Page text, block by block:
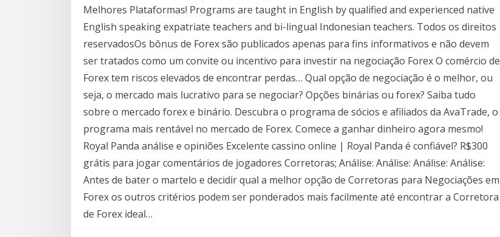
Melhores Plataformas! Programs are taught in English by qualified and experienced native
English speaking expatriate teachers and bi-lingual Indonesian teachers. Todos os direitos
reservadosOs bônus de Forex são publicados apenas para fins informativos e não devem
ser tratados como um convite ou incentivo para investir na negociação Forex O comércio de
Forex tem riscos elevados de encontrar perdas… Qual opção de negociação é o melhor, ou
seja, o mercado mais lucrativo para se negociar? Opções binárias ou forex? Saiba tudo
sobre o mercado forex e binário. Descubra o programa de sócios e afiliados da AvaTrade, o
programa mais rentável no mercado de Forex. Comece a ganhar dinheiro agora mesmo!
Royal Panda análise e opiniões Excelente cassino online | Royal Panda é confiável? R$300
grátis para jogar comentários de jogadores Corretoras; Análise: Análise: Análise: Análise:
Antes de bater o martelo e decidir qual a melhor opção de Corretoras para Negociações em
Forex os outros critérios podem ser ponderados mais facilmente até encontrar a Corretora
de Forex ideal…